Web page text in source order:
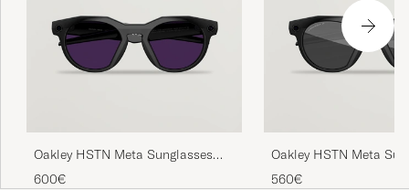
Oakley HSTN Meta Sunglasses
Black
600€
Oakley HSTN Meta
Black
560€